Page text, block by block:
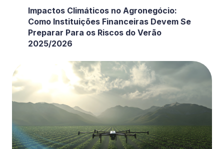
Impactos Climáticos no Agronegócio:
Como Instituições Financeiras Devem Se
Preparar Para os Riscos do Verão
2025/2026